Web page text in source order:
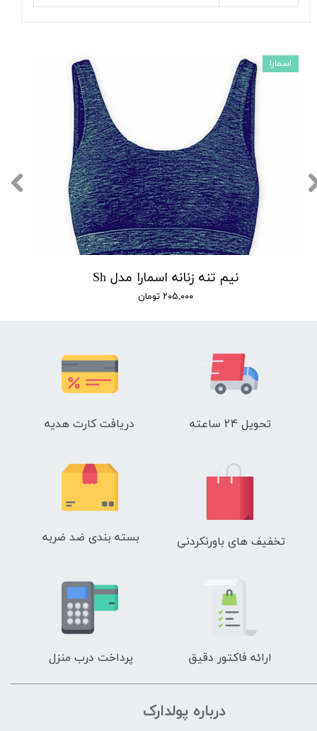
نیم تنه زنانه اسمارا مدل Sh
۲۰۵,۰۰۰ تومان
اسمارا
تحویل 24 ساعته دریافت کارت هدیه
تخفیف های باورنکردنی بسته بندی ضد ضربه
ارائه فاکتور دقیق پرداخت درب منزل
درباره پولدارک